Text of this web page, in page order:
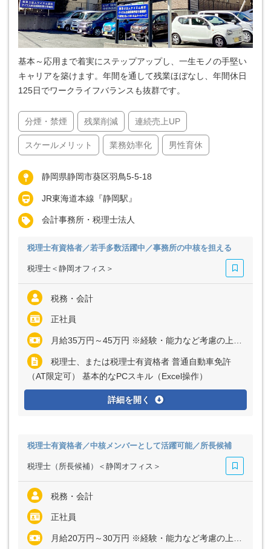
基本～応用まで着実にステップアップし、一生モノの手堅い
キャリアを築けます。年間を通して残業ほぼなし、年間休日
125日でワークライフバランスも抜群です。
分煙・禁煙 残業削減 連続売上UP
スケールメリット 業務効率化 男性育休
静岡県静岡市葵区羽鳥5-5-18
JR東海道本線『静岡駅』
会計事務所・税理士法人
税理士有資格者／若手多数活躍中／事務所の中核を担える
税理士＜静岡オフィス＞
税務・会計
正社員
月給35万円～45万円 ※経験・能力など考慮の上、決定いたします ※残業代は全額支給
税理士、または税理士有資格者 普通自動車免許
（AT限定可） 基本的なPCスキル（Excel操作）
詳細を開く
税理士有資格者／中核メンバーとして活躍可能／所長候補
税理士（所長候補）＜静岡オフィス＞
税務・会計
正社員
月給20万円～30万円 ※経験・能力など考慮の上、決定いたします ※残業代は全額支給